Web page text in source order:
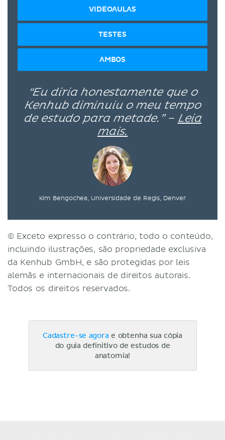
VIDEOAULAS
TESTES
AMBOS
“Eu diria honestamente que o
Kenhub diminuiu o meu tempo
de estudo para metade.” – Leia
mais.
Kim Bengochea, Universidade de Regis, Denver
© Exceto expresso o contrário, todo o conteúdo,
incluindo ilustrações, são propriedade exclusiva
da Kenhub GmbH, e são protegidas por leis
alemãs e internacionais de direitos autorais.
Todos os direitos reservados.
Cadastre-se agora e obtenha sua cópia
do guia definitivo de estudos de
anatomia!